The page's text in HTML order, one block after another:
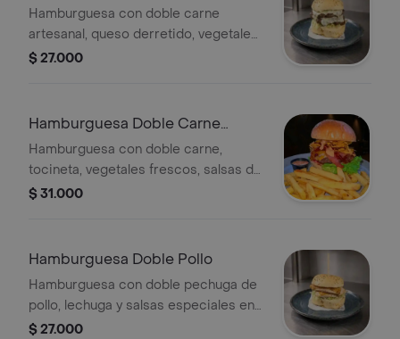
Hamburguesa con doble carne
artesanal, queso derretido, vegetales
frescos y salsas de la casa en pan de
$ 27.000
Hamburguesa Doble Carne
Tocineta
Hamburguesa con doble carne,
tocineta, vegetales frescos, salsas de
la casa y papas fritas.
$ 31.000
Hamburguesa Doble Pollo
Hamburguesa con doble pechuga de
pollo, lechuga y salsas especiales en
pan de hamburguesa.
$ 27.000